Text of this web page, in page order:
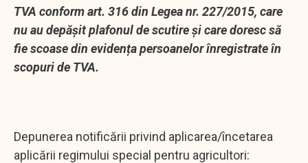
TVA conform art. 316 din Legea nr. 227/2015, care
nu au depășit plafonul de scutire și care doresc să
fie scoase din evidența persoanelor înregistrate în
scopuri de TVA.
Depunerea notificării privind aplicarea/încetarea
aplicării regimului special pentru agricultori: